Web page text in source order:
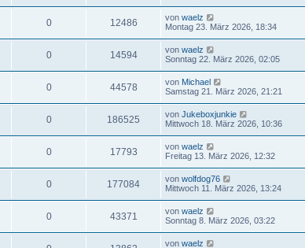
0 12486 von waelz
Montag 23. März 2026, 18:34
0 14594 von waelz
Sonntag 22. März 2026, 02:05
0 44578 von Michael
Samstag 21. März 2026, 21:21
0 186525 von Jukeboxjunkie
Mittwoch 18. März 2026, 10:36
0 17793 von waelz
Freitag 13. März 2026, 12:32
0 177084 von wolfdog76
Mittwoch 11. März 2026, 13:24
0 43371 von waelz
Sonntag 8. März 2026, 03:22
von waelz